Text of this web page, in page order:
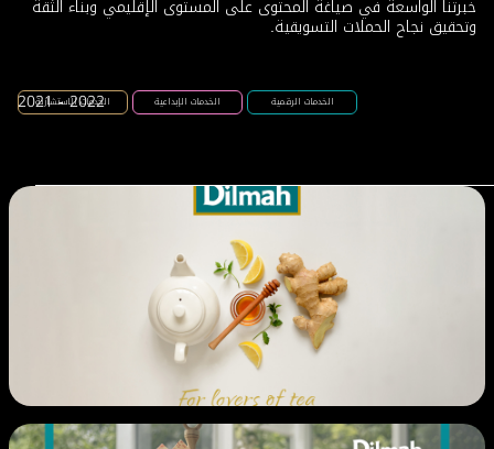
خبرتنا الواسعة في صياغة المحتوى على المستوى الإقليمي وبناء الثقة
وتحقيق نجاح الحملات التسويقية.
الخدمات الاستشارية الخدمات الإبداعية الخدمات الرقمية 2021 - 2022